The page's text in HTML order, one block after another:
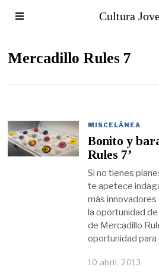
Cultura
Mercadillo Rules 7
MISCELÁNEA
Bonito y
Rules 7’
Si no tienes
te apetece
más innovadores
la oportunidad
de Mercadillo
oportunidad para
10 abril, 2013